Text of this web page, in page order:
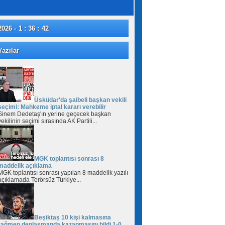
- 1 : 36 : 43
Üsküdar'da şaibeli başkan vekili
Mahkeme iptal kararı verebilir
Dedetaş'ın yerine geçecek başkan
seçimi sırasında AK Partili...
MGK toplantısı sonrası 8
açıklama
toplantısı sonrası yapılan 8 maddelik yazılı
Terörsüz Türkiye...
Beşiktaş 10 kişi kalmasına